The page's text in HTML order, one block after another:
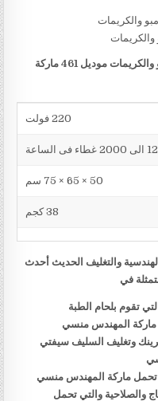
والكريمات
مواصفات ماكينة غلق أغطية عبوات للشامبو والكريمات موديل 461 ماركة
220 فولت
فى الساعة
50 × 65 × 75 سم
38 كجم
والتغليف الحديث أحدث
في
تقوم بلحام الطبة
ماركة المهندس منسي
وتغليف السليف سيفتي
تحمل ماركة المهندس منسي
والصلاحية والتي تحمل